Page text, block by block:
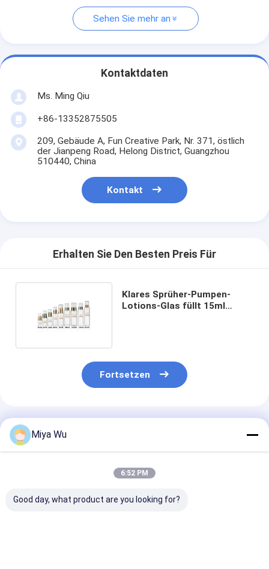
Sehen Sie mehr an
Kontaktdaten
Ms. Ming Qiu
+86-13352875505
209, Gebäude A, Fun Creative Park, Nr. 371, östlich
der Jianpeng Road, Helong District, Guangzhou
510440, China
Kontakt
Erhalten Sie Den Besten Preis Für
Klares Sprüher-Pumpen-
Lotions-Glas füllt 15ml
Fortsetzen
Empfohlene Produkte
Miya Wu
6:52 PM
Good day, what product are you looking for?